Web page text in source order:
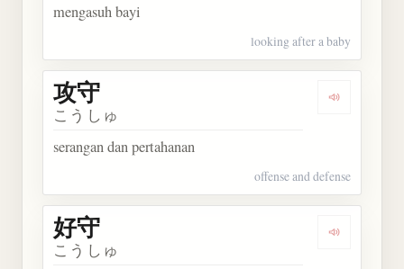
mengasuh bayi
looking after a baby
Dengarkan
攻守
こうしゅ
serangan dan pertahanan
offense and defense
Dengarkan
好守
こうしゅ